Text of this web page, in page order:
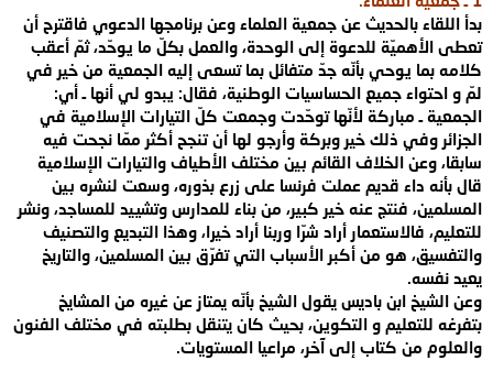
بدأ اللقاء بالحديث عن جمعية العلماء وعن برنامجها الدعوي فاقترح أن
تعطى الأهميّة للدعوة إلى الوحدة، والعمل بكلّ ما يوحّد، ثمّ أعقب
كلامه بما يوحي بأنّه جدّ متفائل بما تسعى إليه الجمعية من خير في
لمّ و احتواء جميع الحساسيات الوطنية، فقال: يبدو لي أنها ـ أي:
الجمعية ـ مباركة لأنّها توحّدت وجمعت كلّ التيارات الإسلامية في
الجزائر وفي ذلك خير وبركة وأرجو لها أن تنجح أكثر ممّا نجحت فيه
سابقا، وعن الخلاف القائم بين مختلف الأطياف والتيارات الإسلامية
قال بأنه داء قديم عملت فرنسا على زرع بذوره، وسعت لنشره بين
المسلمين، فنتج عنه خير كبير، من بناء للمدارس وتشييد للمساجد، ونشر
للتعليم، فالاستعمار أراد شرّا وربنا أراد خيرا، وهذا التبديع والتصنيف
والتفسيق، هو من أكبر الأسباب التي تفرّق بين المسلمين، والتاريخ
يعيد نفسه.
وعن الشيخ ابن باديس يقول الشيخ بأنّه يمتاز عن غيره من المشايخ
بتفرغه للتعليم و التكوين، بحيث كان يتنقل بطلبته في مختلف الفنون
والعلوم من كتاب إلى آخر، مراعيا المستويات.